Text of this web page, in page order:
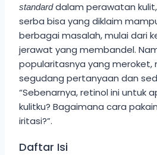
standarddalam perawatan
serba bisa yang diklaim
berbagai masalah, mulai dari
jerawat yang membandel.
popularitasnya yang meroket,
segudang pertanyaan dan
“Sebenarnya, retinol ini untuk
kulitku? Bagaimana cara
iritasi?”.
Daftar Isi